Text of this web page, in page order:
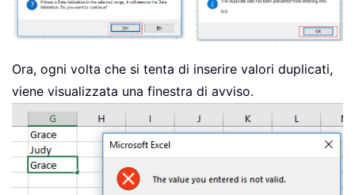
Ora, ogni volta che si tenta di inserire valori duplicati,
viene visualizzata una finestra di avviso.